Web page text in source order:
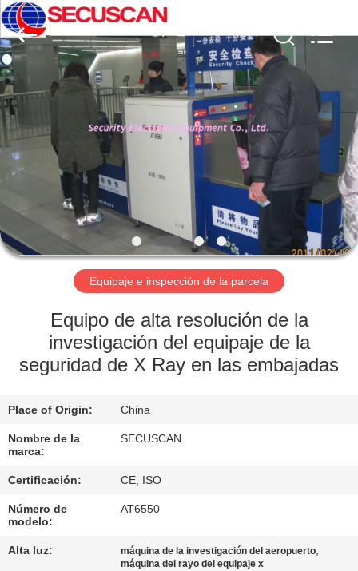
HOGAR
PRODUCTOS
SOBRE
NOSOTROS
VIAJE
FÁBRICA
DE
CALIDAD
EN
CONTACTO
SHENZHEN
SECURITY
ELECTRONIC
EQUIPMENT
CO.,
LIMITED.
All
Rights
Reserved.
Equipaje e inspección de la parcela
Equipo de alta resolución de la
investigación del equipaje de la
seguridad de X Ray en las embajadas
Place of Origin: China
Nombre de la
marca:
SECUSCAN
Certificación: CE, ISO
Número de
modelo:
AT6550
Alta luz: máquina de la investigación del aeropuerto,
máquina del rayo del equipaje x